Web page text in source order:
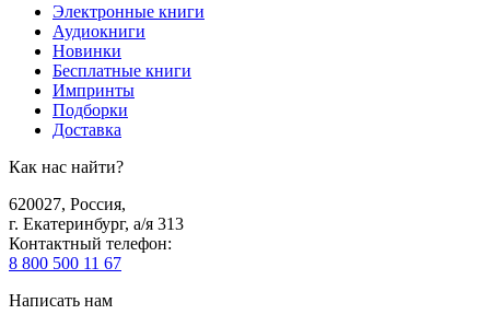
Электронные книги
Аудиокниги
Новинки
Бесплатные книги
Импринты
Подборки
Доставка
Как нас найти?
620027, Россия,
г. Екатеринбург, а/я 313
Контактный телефон:
8 800 500 11 67
Написать нам